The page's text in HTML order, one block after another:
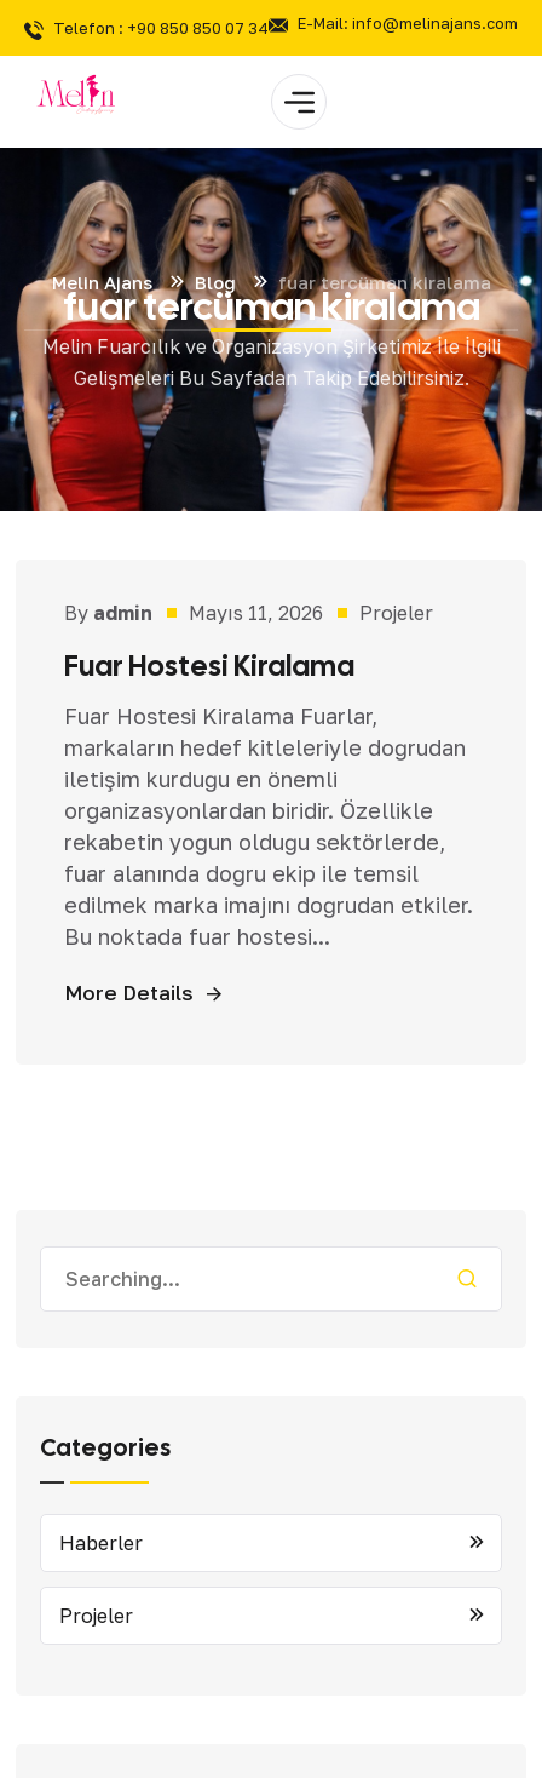
Telefon : +90 850 850 07 34 E-Mail: info@melinajans.com
Melin Ajans Blog fuar tercüman kiralama
fuar tercüman kiralama
Melin Fuarcılık ve Organizasyon Şirketimiz İle İlgili
Gelişmeleri Bu Sayfadan Takip Edebilirsiniz.
By admin Mayıs 11, 2026 Projeler
Fuar Hostesi Kiralama
Fuar Hostesi Kiralama Fuarlar,
markaların hedef kitleleriyle doğrudan
iletişim kurduğu en önemli
organizasyonlardan biridir. Özellikle
rekabetin yoğun olduğu sektörlerde,
fuar alanında doğru ekip ile temsil
edilmek marka imajını doğrudan etkiler.
Bu noktada fuar hostesi...
More Details
Categories
Haberler
Projeler